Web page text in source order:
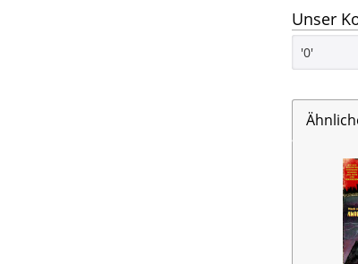
Unser
'0'